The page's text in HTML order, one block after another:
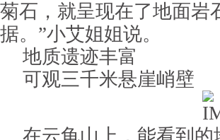
菊石，就呈现在了地面岩
据。”小艾姐姐说。
地质遗迹丰富
可观三千米悬崖峭壁
在云龟山上，能看到